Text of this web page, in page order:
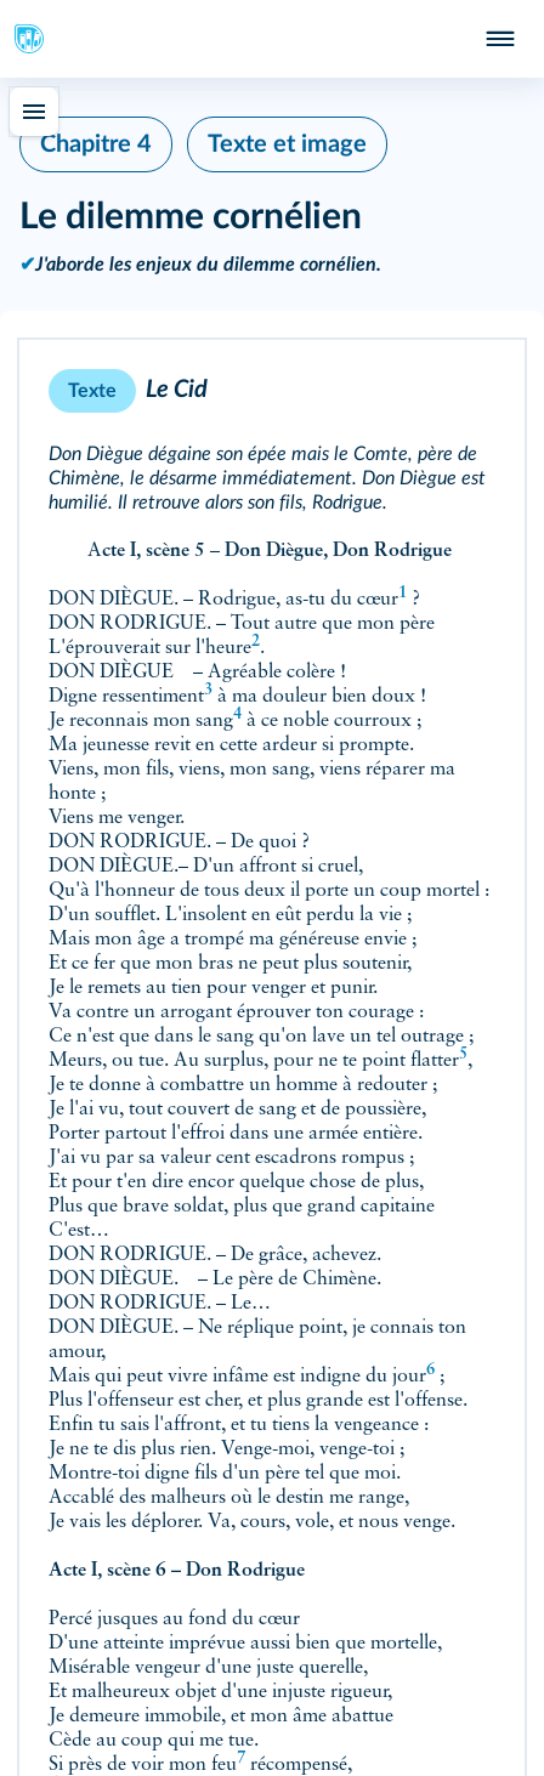
Chapitre 4 Texte et image
Le dilemme cornélien
✔J'aborde les enjeux du dilemme cornélien.
Texte Le Cid
Don Diègue dégaine son épée mais le Comte, père de
Chimène, le désarme immédiatement. Don Diègue est
humilié. Il retrouve alors son fils, Rodrigue.
Acte I, scène 5 – Don Diègue, Don Rodrigue
DON DIÈGUE. – Rodrigue, as-tu du cœur1 ?
DON RODRIGUE. – Tout autre que mon père
L'éprouverait sur l'heure2.
DON DIÈGUE – Agréable colère !
Digne ressentiment3 à ma douleur bien doux !
Je reconnais mon sang4 à ce noble courroux ;
Ma jeunesse revit en cette ardeur si prompte.
Viens, mon fils, viens, mon sang, viens réparer ma
honte ;
Viens me venger.
DON RODRIGUE. – De quoi ?
DON DIÈGUE.– D'un affront si cruel,
Qu'à l'honneur de tous deux il porte un coup mortel :
D'un soufflet. L'insolent en eût perdu la vie ;
Mais mon âge a trompé ma généreuse envie ;
Et ce fer que mon bras ne peut plus soutenir,
Je le remets au tien pour venger et punir.
Va contre un arrogant éprouver ton courage :
Ce n'est que dans le sang qu'on lave un tel outrage ;
Meurs, ou tue. Au surplus, pour ne te point flatter5,
Je te donne à combattre un homme à redouter ;
Je l'ai vu, tout couvert de sang et de poussière,
Porter partout l'effroi dans une armée entière.
J'ai vu par sa valeur cent escadrons rompus ;
Et pour t'en dire encor quelque chose de plus,
Plus que brave soldat, plus que grand capitaine
C'est…
DON RODRIGUE. – De grâce, achevez.
DON DIÈGUE. – Le père de Chimène.
DON RODRIGUE. – Le…
DON DIÈGUE. – Ne réplique point, je connais ton
amour,
Mais qui peut vivre infâme est indigne du jour6 ;
Plus l'offenseur est cher, et plus grande est l'offense.
Enfin tu sais l'affront, et tu tiens la vengeance :
Je ne te dis plus rien. Venge-moi, venge-toi ;
Montre-toi digne fils d'un père tel que moi.
Accablé des malheurs où le destin me range,
Je vais les déplorer. Va, cours, vole, et nous venge.
Acte I, scène 6 – Don Rodrigue
Percé jusques au fond du cœur
D'une atteinte imprévue aussi bien que mortelle,
Misérable vengeur d'une juste querelle,
Et malheureux objet d'une injuste rigueur,
Je demeure immobile, et mon âme abattue
Cède au coup qui me tue.
Si près de voir mon feu7 récompensé,